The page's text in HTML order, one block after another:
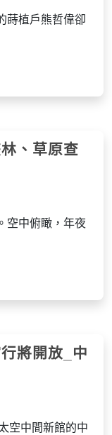
蒔植戶熊哲偉卻
、草原查
空中俯瞰，年夜
將開放_中
空中間新館的中